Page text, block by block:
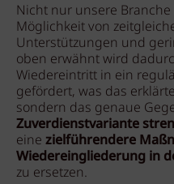
Nicht nur unsere
Möglichkeit von
Unterstützungen und
oben erwähnt wird
Wiedereintritt in ein
gefördert, was das
sondern das genaue
Zuverdienstvariante
eine zielführendere
Wiedereingliederung in
zu ersetzen.